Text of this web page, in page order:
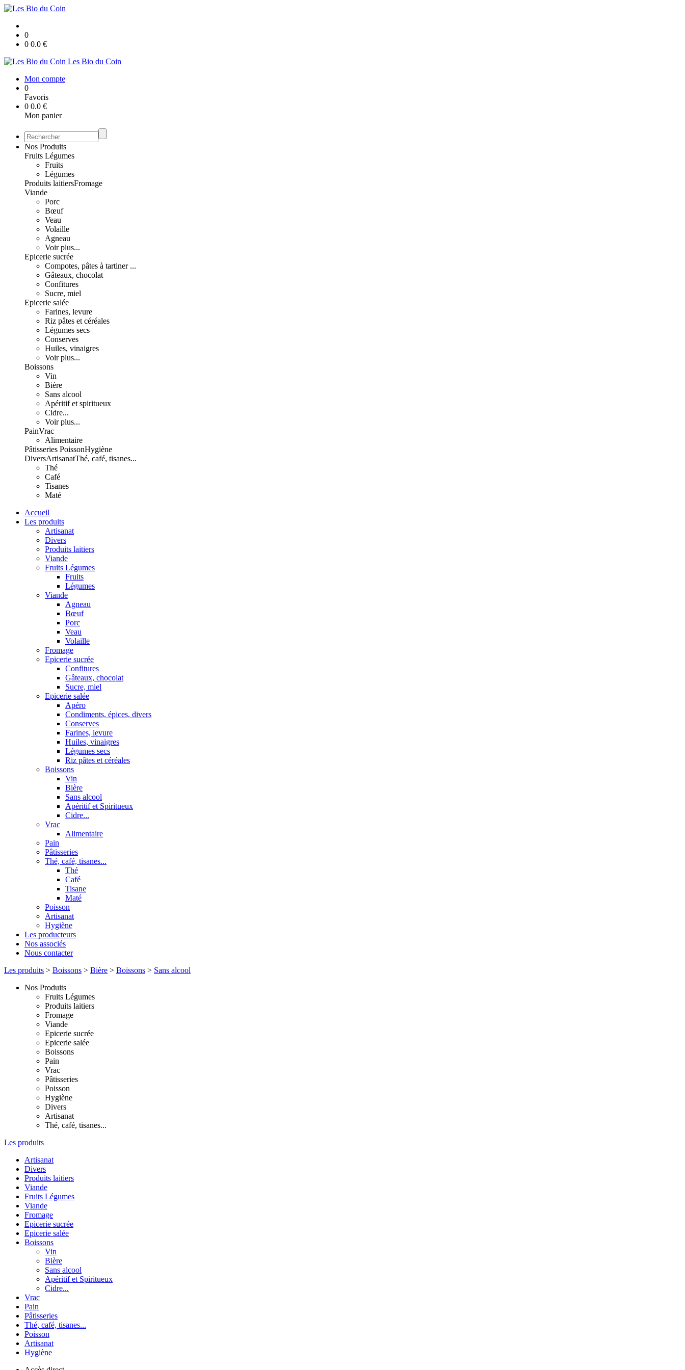
0
0 0.0 €
Les Bio du Coin
Mon compte
0
Favoris
0 0.0 €
Mon panier
Nos Produits
Fruits Légumes
Fruits
Légumes
Produits laitiersFromage
Viande
Porc
Bœuf
Veau
Volaille
Agneau
Voir plus...
Epicerie sucrée
Compotes, pâtes à tartiner ...
Gâteaux, chocolat
Confitures
Sucre, miel
Epicerie salée
Farines, levure
Riz pâtes et céréales
Légumes secs
Conserves
Huiles, vinaigres
Voir plus...
Boissons
Vin
Bière
Sans alcool
Apéritif et spiritueux
Cidre...
Voir plus...
PainVrac
Alimentaire
Pâtisseries PoissonHygiène
DiversArtisanatThé, café, tisanes...
Thé
Café
Tisanes
Maté
Accueil
Les produits
Artisanat
Divers
Produits laitiers
Viande
Fruits Légumes
Fruits
Légumes
Viande
Agneau
Bœuf
Porc
Veau
Volaille
Fromage
Epicerie sucrée
Confitures
Gâteaux, chocolat
Sucre, miel
Epicerie salée
Apéro
Condiments, épices, divers
Conserves
Farines, levure
Huiles, vinaigres
Légumes secs
Riz pâtes et céréales
Boissons
Vin
Bière
Sans alcool
Apéritif et Spiritueux
Cidre...
Vrac
Alimentaire
Pain
Pâtisseries
Thé, café, tisanes...
Thé
Café
Tisane
Maté
Poisson
Artisanat
Hygiène
Les producteurs
Nos associés
Nous contacter
Les produits > Boissons > Bière > Boissons > Sans alcool
Nos Produits
Fruits Légumes
Produits laitiers
Fromage
Viande
Epicerie sucrée
Epicerie salée
Boissons
Pain
Vrac
Pâtisseries
Poisson
Hygiène
Divers
Artisanat
Thé, café, tisanes...
Les produits
Artisanat
Divers
Produits laitiers
Viande
Fruits Légumes
Viande
Fromage
Epicerie sucrée
Epicerie salée
Boissons
Vin
Bière
Sans alcool
Apéritif et Spiritueux
Cidre...
Vrac
Pain
Pâtisseries
Thé, café, tisanes...
Poisson
Artisanat
Hygiène